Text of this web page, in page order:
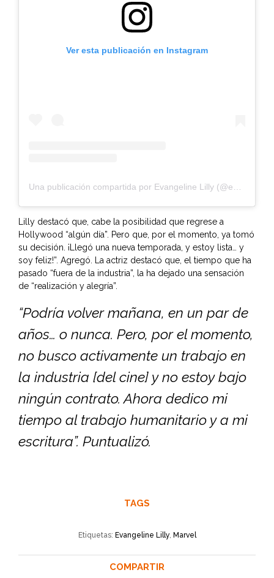
Ver esta publicación en Instagram
Lilly destacó que, cabe la posibilidad que regrese a
Hollywood “algún día”. Pero que, por el momento, ya tomó
su decisión. ¡Llegó una nueva temporada, y estoy lista… y
soy feliz!”. Agregó. La actriz destacó que, el tiempo que ha
pasado “fuera de la industria”, la ha dejado una sensación
de “realización y alegría”.
“Podría volver mañana, en un par de
años… o nunca. Pero, por el momento,
no busco activamente un trabajo en
la industria [del cine] y no estoy bajo
ningún contrato. Ahora dedico mi
tiempo al trabajo humanitario y a mi
escritura”. Puntualizó.
TAGS
Etiquetas: Evangeline Lilly, Marvel
COMPARTIR